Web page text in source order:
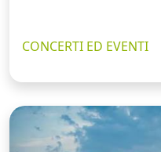
CONCERTI ED EVENTI